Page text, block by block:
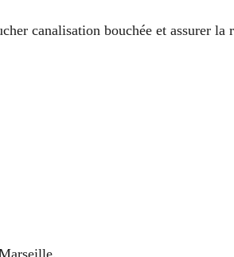
canalisation bouchée et assurer la